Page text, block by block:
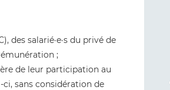
des salarié·e·s du privé de
;
de leur participation au
sans considération de